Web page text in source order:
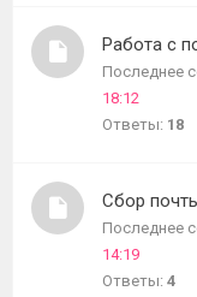
Работа с
Последнее
18:12
Ответы: 18
Сбор
Последнее
14:19
Ответы: 4